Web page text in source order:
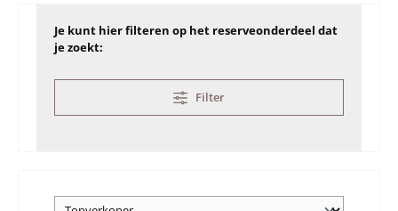
Je kunt hier filteren op het reserveonderdeel dat
je zoekt:
Filter